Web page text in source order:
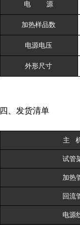
电 源
加热样品数
电源电压
外形尺寸
四、 发货清单
主
试管
加热
回流
电源